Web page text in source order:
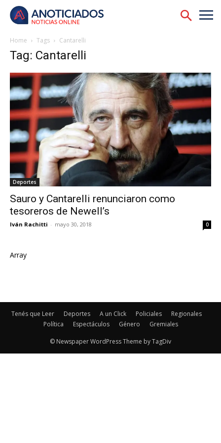
Home Tags Cantarelli
Tag: Cantarelli
Deportes
Sauro y Cantarelli renunciaron como
tesoreros de Newell’s
Iván Rachitti - mayo 30, 2018 0
Array
Tenés que Leer Deportes A un Click Policiales
Regionales
Política
Espectáculos Género Gremiales
© Newspaper WordPress Theme by TagDiv